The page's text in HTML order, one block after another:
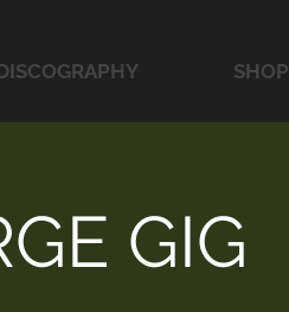
SHOP
GIG